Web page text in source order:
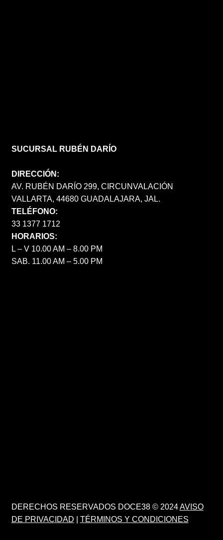
SUCURSAL RUBÉN DARÍO
DIRECCIÓN:
AV. RUBÉN DARÍO 299, CIRCUNVALACIÓN
VALLARTA, 44680 GUADALAJARA, JAL.
TELÉFONO:
33 1377 1712
HORARIOS:
L – V 10.00 AM – 8.00 PM
SAB. 11.00 AM – 5.00 PM
DERECHOS RESERVADOS DOCE38 © 2024AVISO
DE PRIVACIDAD
TÉRMINOS Y CONDICIONES